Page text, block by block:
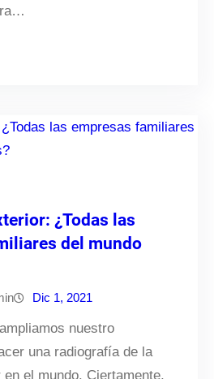
¿Todas las
del mundo
Dic 1, 2021
nuestro
una radiografía de la
el mundo. Ciertamente,